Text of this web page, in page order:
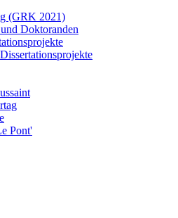
(GRK 2021)
Doktoranden
Pont'